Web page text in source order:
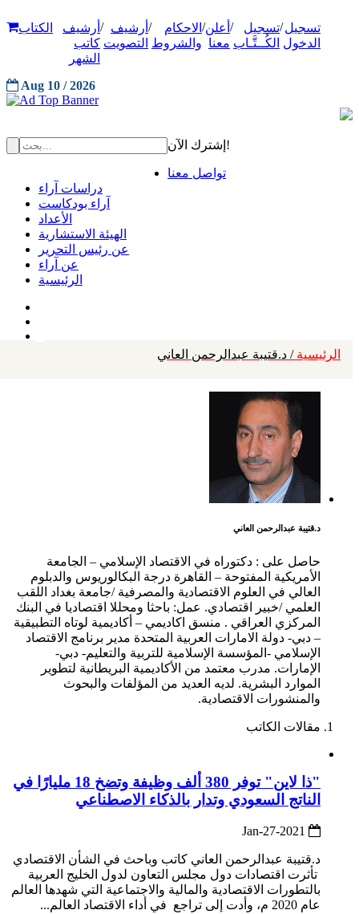
تسجيل
الدخول
/تسجيل
الكُــتَّـاب
/ أعلن
معنا
/ الاحكام
والشروط
/ أرشيف
التصويت
/ أرشيف
كاتب
الشهر
الكتاب
Aug 10 / 2026
إشترك الآن!
تواصل معنا
دراسات آراء
آراء بودكاست
الأعداد
الهيئة الاستشارية
عن رئيس التحرير
عن آراء
الرئيسية
الرئيسية / د.قتيبة عبدالرحمن العاني
د.قتيبة عبدالرحمن العاني
حاصل على : دكتوراه في الاقتصاد الإسلامي – الجامعة
الأمريكية المفتوحة – القاهرة درجة البكالوريوس والدبلوم
العالي في العلوم الاقتصادية والمصرفية /جامعة بغداد اللقب
العلمي /خبير اقتصادي. عمل: باحثا ومحللا اقتصاديا في البنك
المركزي العراقي . منسق اكاديمي – أكاديمية لوتاه التطبيقية
– دبي- دولة الامارات العربية المتحدة مدير برنامج الاقتصاد
الإسلامي -المؤسسة الإسلامية للتربية والتعليم- دبي-
الإمارات. مدرب معتمد من الأكاديمية البريطانية لتطوير
الموارد البشرية. لديه العديد من المؤلفات والبحوث
والمنشورات الاقتصادية.
مقالات الكاتب
"ذا لاين" توفر 380 ألف وظيفة وتضخ 18 مليارًا في
الناتج السعودي وتدار بالذكاء الاصطناعي
د.قتيبة عبدالرحمن العاني كاتب وباحث في الشأن الاقتصادي
تأثرت اقتصادات دول مجلس التعاون لدول الخليج العربية
بالتطورات الاقتصادية والمالية والاجتماعية التي شهدها العالم
عام 2020 م، وأدت إلى تراجع في أداء الاقتصاد العالم...